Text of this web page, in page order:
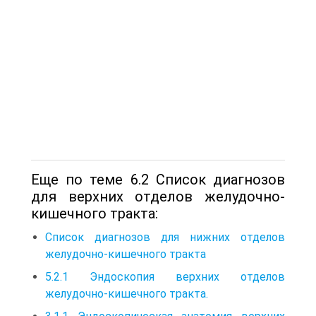
Еще по теме 6.2 Список диагнозов
для верхних отделов желудочно-
кишечного тракта:
Список диагнозов для нижних отделов
желудочно-кишечного тракта
5.2.1 Эндоскопия верхних отделов
желудочно-кишечного тракта.